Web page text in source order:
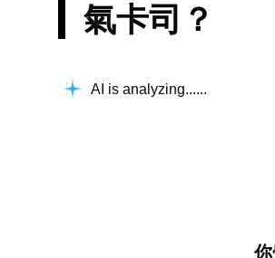
氣卡司？
AI is analyzing...